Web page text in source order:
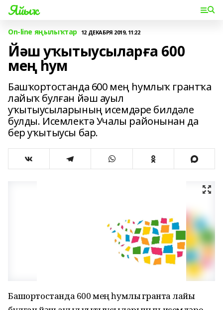
Яйыҡ
On-line яңылыҡтар 12 ДЕКАБРЯ 2019, 11:22
Йәш уҡытыусыларға 600
мең һум
Башҡортостанда 600 мең һумлыҡ грантҡа
лайыҡ булған йәш ауыл
уҡытыусыларының исемдәре билдәле
булды. Исемлектә Учалы районынан да
бер уҡытыусы бар.
Башҡортостанда 600 мең һумлыҡ грантҡа лайыҡ